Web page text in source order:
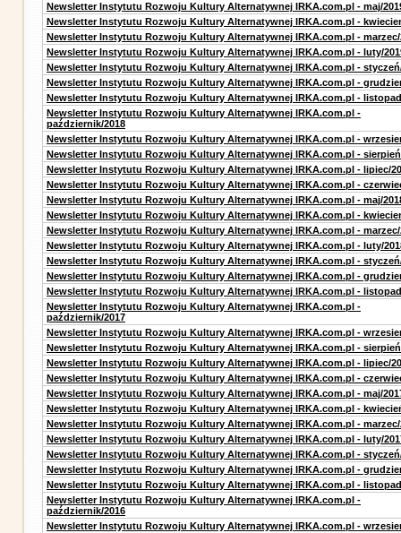
Newsletter Instytutu Rozwoju Kultury Alternatywnej IRKA.com.pl - maj/
Newsletter Instytutu Rozwoju Kultury Alternatywnej IRKA.com.pl -
Newsletter Instytutu Rozwoju Kultury Alternatywnej IRKA.com.pl - marzec/
Newsletter Instytutu Rozwoju Kultury Alternatywnej IRKA.com.pl - luty/
Newsletter Instytutu Rozwoju Kultury Alternatywnej IRKA.com.pl -
Newsletter Instytutu Rozwoju Kultury Alternatywnej IRKA.com.pl -
Newsletter Instytutu Rozwoju Kultury Alternatywnej IRKA.com.pl -
Newsletter Instytutu Rozwoju Kultury Alternatywnej IRKA.com.pl -
październik/2018
Newsletter Instytutu Rozwoju Kultury Alternatywnej IRKA.com.pl -
Newsletter Instytutu Rozwoju Kultury Alternatywnej IRKA.com.pl -
Newsletter Instytutu Rozwoju Kultury Alternatywnej IRKA.com.pl - lipiec/
Newsletter Instytutu Rozwoju Kultury Alternatywnej IRKA.com.pl -
Newsletter Instytutu Rozwoju Kultury Alternatywnej IRKA.com.pl - maj/
Newsletter Instytutu Rozwoju Kultury Alternatywnej IRKA.com.pl -
Newsletter Instytutu Rozwoju Kultury Alternatywnej IRKA.com.pl - marzec/
Newsletter Instytutu Rozwoju Kultury Alternatywnej IRKA.com.pl - luty/
Newsletter Instytutu Rozwoju Kultury Alternatywnej IRKA.com.pl -
Newsletter Instytutu Rozwoju Kultury Alternatywnej IRKA.com.pl -
Newsletter Instytutu Rozwoju Kultury Alternatywnej IRKA.com.pl -
Newsletter Instytutu Rozwoju Kultury Alternatywnej IRKA.com.pl -
październik/2017
Newsletter Instytutu Rozwoju Kultury Alternatywnej IRKA.com.pl -
Newsletter Instytutu Rozwoju Kultury Alternatywnej IRKA.com.pl -
Newsletter Instytutu Rozwoju Kultury Alternatywnej IRKA.com.pl - lipiec/
Newsletter Instytutu Rozwoju Kultury Alternatywnej IRKA.com.pl -
Newsletter Instytutu Rozwoju Kultury Alternatywnej IRKA.com.pl - maj/
Newsletter Instytutu Rozwoju Kultury Alternatywnej IRKA.com.pl -
Newsletter Instytutu Rozwoju Kultury Alternatywnej IRKA.com.pl - marzec/
Newsletter Instytutu Rozwoju Kultury Alternatywnej IRKA.com.pl - luty/
Newsletter Instytutu Rozwoju Kultury Alternatywnej IRKA.com.pl -
Newsletter Instytutu Rozwoju Kultury Alternatywnej IRKA.com.pl -
Newsletter Instytutu Rozwoju Kultury Alternatywnej IRKA.com.pl -
Newsletter Instytutu Rozwoju Kultury Alternatywnej IRKA.com.pl -
październik/2016
Newsletter Instytutu Rozwoju Kultury Alternatywnej IRKA.com.pl -